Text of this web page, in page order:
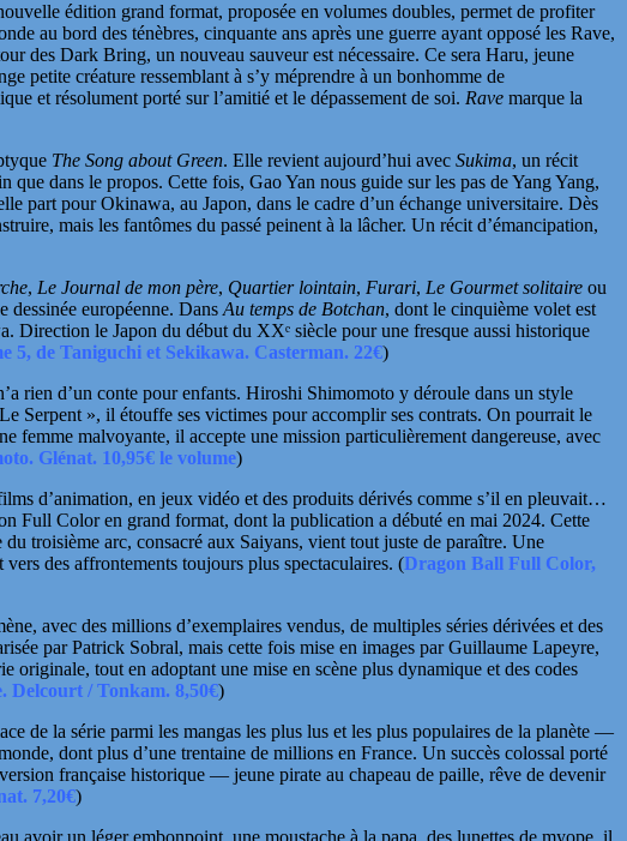
édition grand format, proposée en volumes doubles, permet de profiter
au bord des ténèbres, cinquante ans après une guerre ayant opposé les Rave,
des Dark Bring, un nouveau sauveur est nécessaire. Ce sera Haru, jeune
petite créature ressemblant à s’y méprendre à un bonhomme de
et résolument porté sur l’amitié et le dépassement de soi. Rave marque la
The Song about Green. Elle revient aujourd’hui avec Sukima, un récit
que dans le propos. Cette fois, Gao Yan nous guide sur les pas de Yang Yang,
part pour Okinawa, au Japon, dans le cadre d’un échange universitaire. Dès
mais les fantômes du passé peinent à la lâcher. Un récit d’émancipation,
, Le Journal de mon père, Quartier lointain, Furari, Le Gourmet solitaire ou
européenne. Dans Au temps de Botchan, dont le cinquième volet est
. Direction le Japon du début du XXᵉ siècle pour une fresque aussi historique
5, de Taniguchi et Sekikawa. Casterman. 22€)
rien d’un conte pour enfants. Hiroshi Shimomoto y déroule dans un style
Serpent », il étouffe ses victimes pour accomplir ses contrats. On pourrait le
femme malvoyante, il accepte une mission particulièrement dangereuse, avec
Glénat. 10,95€ le volume)
d’animation, en jeux vidéo et des produits dérivés comme s’il en pleuvait…
Full Color en grand format, dont la publication a débuté en mai 2024. Cette
troisième arc, consacré aux Saiyans, vient tout juste de paraître. Une
des affrontements toujours plus spectaculaires. (Dragon Ball Full Color,
avec des millions d’exemplaires vendus, de multiples séries dérivées et des
par Patrick Sobral, mais cette fois mise en images parGuillaume Lapeyre,
originale, tout en adoptant une mise en scène plus dynamique et des codes
Delcourt / Tonkam. 8,50€)
de la série parmi les mangas les plus lus et les plus populaires de la planète —
dont plus d’une trentaine de millions en France. Un succès colossal porté
française historique — jeune pirate au chapeau de paille, rêve de devenir
7,20€)